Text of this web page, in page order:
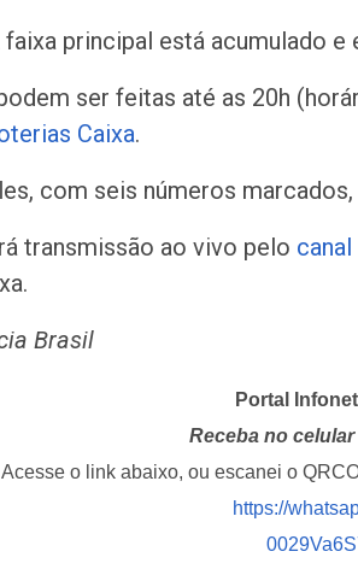
faixa principal está acumulado
ser feitas até as 20h
Caixa.
com seis números marcados,
transmissão ao vivo pelo canal
Brasil
Portal
Receba no
Acesse o link abaixo, ou escanei o
https://